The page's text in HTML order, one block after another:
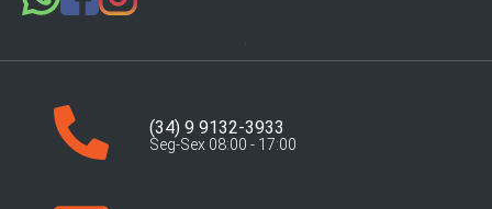
(34) 9 9132-3933
Seg-Sex 08:00 - 17:00